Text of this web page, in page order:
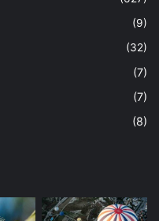
(9)
(32)
(7)
(7)
(8)